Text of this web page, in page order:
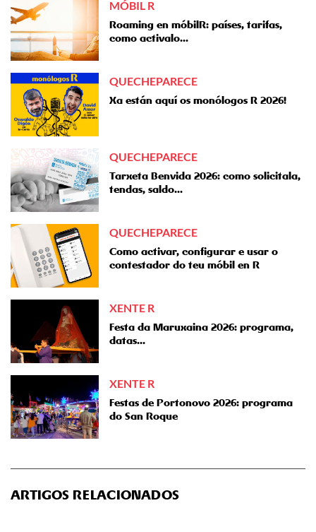
MÓBIL R
Roaming en móbilR: países, tarifas,
como activalo...
QUECHEPARECE
Xa están aquí os monólogos R 2026!
QUECHEPARECE
Tarxeta Benvida 2026: como solicitala,
tendas, saldo...
QUECHEPARECE
Como activar, configurar e usar o
contestador do teu móbil en R
XENTE R
Festa da Maruxaina 2026: programa,
datas...
XENTE R
Festas de Portonovo 2026: programa
do San Roque
ARTIGOS RELACIONADOS